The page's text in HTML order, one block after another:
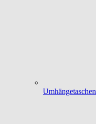
Umhängetaschen